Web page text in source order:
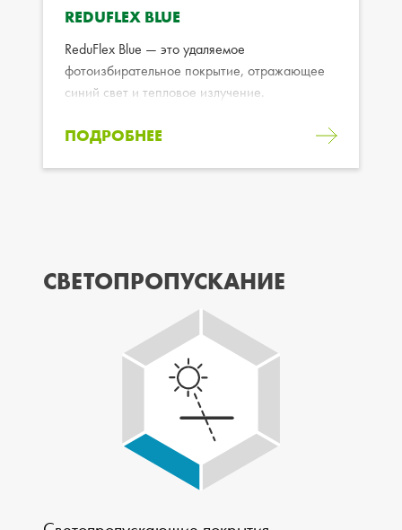
REDUFLEX BLUE
ReduFlex Blue — это удаляемое
фотоизбирательное покрытие, отражающее
синий свет и тепловое излучение.
ПОДРОБНЕЕ
СВЕТОПРОПУСКАНИЕ